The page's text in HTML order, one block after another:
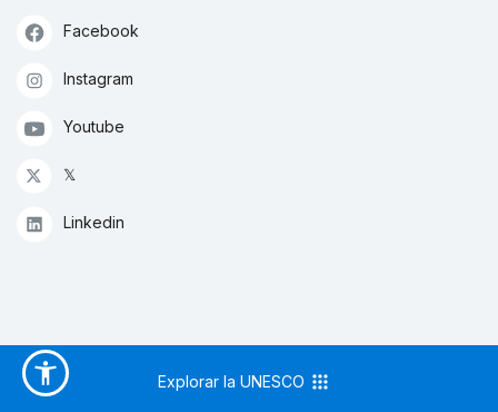
Facebook
Instagram
Youtube
𝕏
Linkedin
Explorar la UNESCO